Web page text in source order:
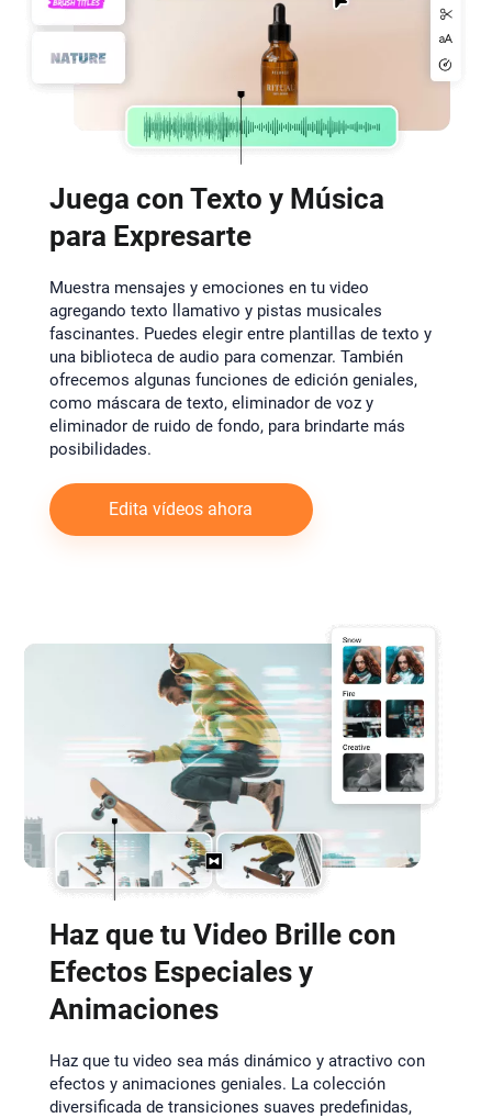
Juega con Texto y Música
para Expresarte
Muestra mensajes y emociones en tu video
agregando texto llamativo y pistas musicales
fascinantes. Puedes elegir entre plantillas de texto y
una biblioteca de audio para comenzar. También
ofrecemos algunas funciones de edición geniales,
como máscara de texto, eliminador de voz y
eliminador de ruido de fondo, para brindarte más
posibilidades.
Edita vídeos ahora
Haz que tu Video Brille con
Efectos Especiales y
Animaciones
Haz que tu video sea más dinámico y atractivo con
efectos y animaciones geniales. La colección
diversificada de transiciones suaves predefinidas,